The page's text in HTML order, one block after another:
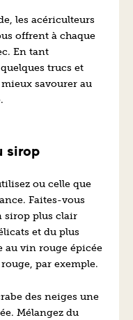
les acériculteurs
offrent à chaque
En tant
trucs et
savourer au
sirop
ou celle que
Faites-vous
sirop plus clair
et du plus
au vin rouge épicée
par exemple.
des neiges une
Mélangez du